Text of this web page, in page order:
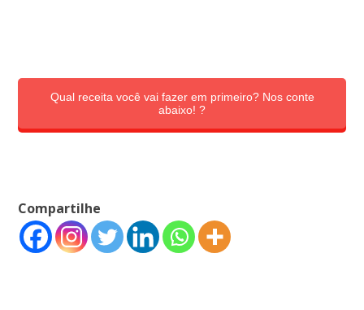
Qual receita você vai fazer em primeiro? Nos conte
abaixo! ?
Compartilhe